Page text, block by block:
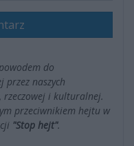
do
przez naszych
rzeczowej i kulturalnej.
przeciwnikiem hejtu w
"Stop hejt".